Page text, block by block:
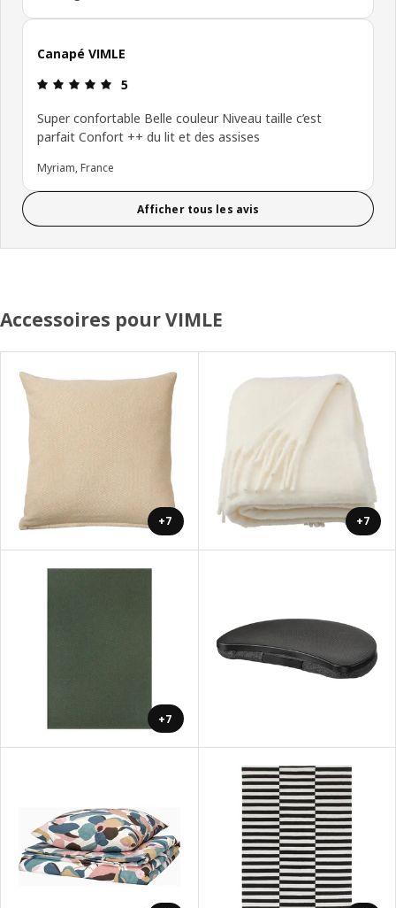
Canapé VIMLE
Avis: 5 sur 5 étoiles
5
Super confortable Belle couleur Niveau taille c’est
parfait Confort ++ du lit et des assises
Myriam, France
Afficher tous les avis
Accessoires pour VIMLE
+7 +7
+7